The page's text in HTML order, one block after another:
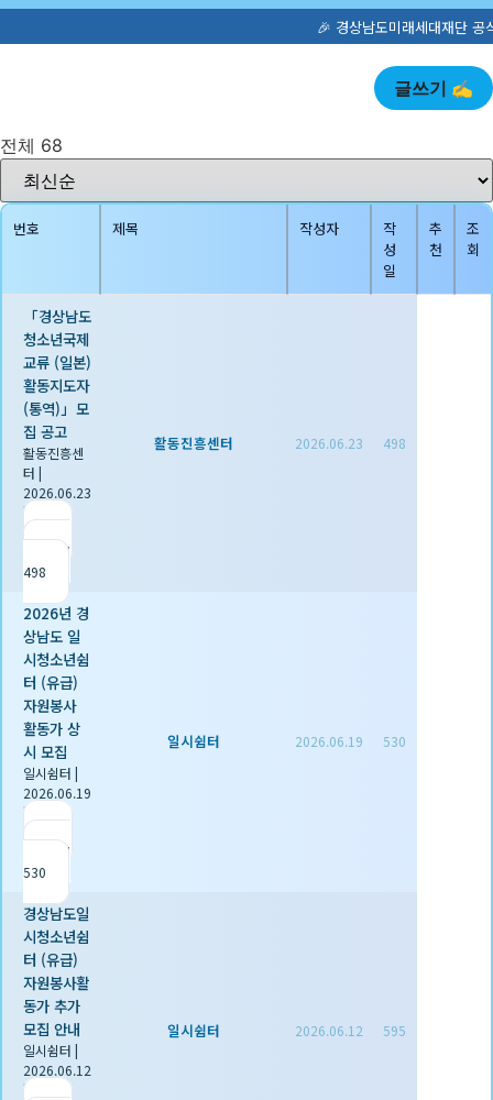
🎉 경상남도미래세대재단 공식 홈페이지가 새롭게 오
글쓰기 ✍️
전체 68
번호 제목 작성자
작
성
일
추
천
조
회
「경상남도
청소년국제
교류 (일본)
활동지도자
(통역)」모
집 공고
활동진흥센
터 |
2026.06.23
|
조회
498
활동진흥센터 2026.06.23 498
2026년 경
상남도 일
시청소년쉼
터 (유급)
자원봉사
활동가 상
시 모집
일시쉼터 |
2026.06.19
|
조회
530
일시쉼터 2026.06.19 530
경상남도일
시청소년쉼
터 (유급)
자원봉사활
동가 추가
모집 안내
일시쉼터 |
2026.06.12
|
일시쉼터 2026.06.12 595